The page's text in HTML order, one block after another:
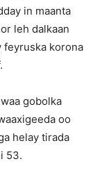
in maanta
leh dalkaan
feyruska korona
gobolka
oo
helay tirada
53.